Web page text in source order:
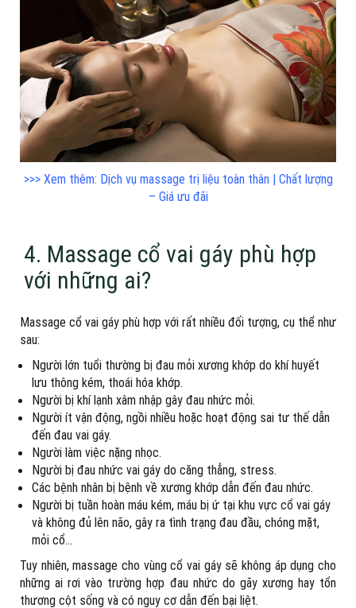
>>> Xem thêm: Dịch vụ massage trị liệu toàn thân | Chất lượng
– Giá ưu đãi
4. Massage cổ vai gáy phù hợp
với những ai?
Massage cổ vai gáy phù hợp với rất nhiều đối tượng, cụ thể như
sau:
Người lớn tuổi thường bị đau mỏi xương khớp do khí huyết
lưu thông kém, thoái hóa khớp.
Người bị khí lạnh xâm nhập gây đau nhức mỏi.
Người ít vận động, ngồi nhiều hoặc hoạt động sai tư thế dẫn
đến đau vai gáy.
Người làm việc nặng nhọc.
Người bị đau nhức vai gáy do căng thẳng, stress.
Các bệnh nhân bị bệnh về xương khớp dẫn đến đau nhức.
Người bị tuần hoàn máu kém, máu bị ứ tại khu vực cổ vai gáy
và không đủ lên não, gây ra tình trạng đau đầu, chóng mặt,
mỏi cổ…
Tuy nhiên, massage cho vùng cổ vai gáy sẽ không áp dụng cho
những ai rơi vào trường hợp đau nhức do gãy xương hay tổn
thương cột sống và có nguy cơ dẫn đến bại liệt.